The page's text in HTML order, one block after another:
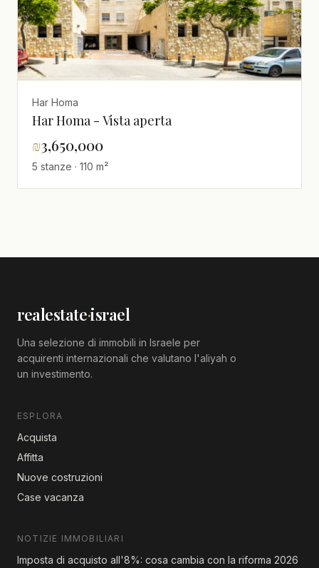
Har Homa
Har Homa - Vista aperta
₪3,650,000
5 stanze · 110 m²
realestate·israel
Una selezione di immobili in Israele per
acquirenti internazionali che valutano l'aliyah o
un investimento.
ESPLORA
Acquista
Affitta
Nuove costruzioni
Case vacanza
NOTIZIE IMMOBILIARI
Imposta di acquisto all'8%: cosa cambia con la riforma 2026